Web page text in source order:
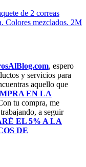
de 2 correas
Colores mezclados. 2M
, espero
y servicios para
aquello que
EN LA
tu compra, me
a seguir
EL 5% A LA
DE